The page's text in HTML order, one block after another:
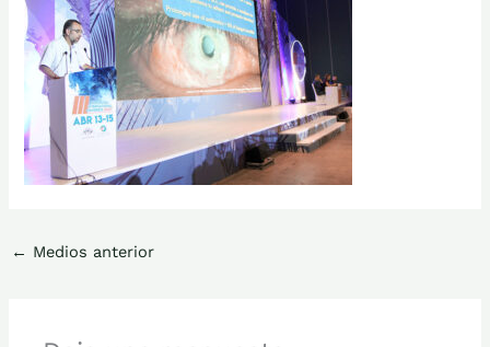
← Medios anterior